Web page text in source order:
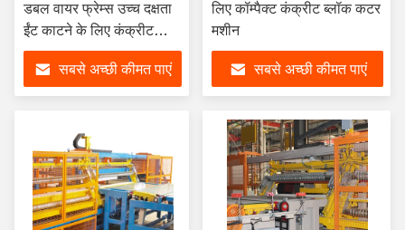
डबल वायर फ्रेम्स उच्च दक्षता
ईंट काटने के लिए कंक्रीट
ब्लॉक कटर
सबसे अच्छी कीमत पाएं
लिए कॉम्पैक्ट कंक्रीट ब्लॉक कटर
मशीन
सबसे अच्छी कीमत पाएं